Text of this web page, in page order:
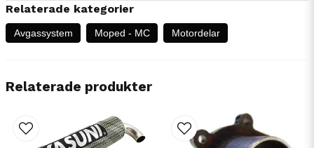
Relaterade kategorier
Avgassystem Moped - MC Motordelar
Relaterade produkter